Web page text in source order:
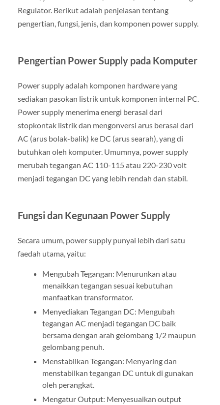
Regulator. Berikut adalah penjelasan tentang
pengertian, fungsi, jenis, dan komponen power supply.
Pengertian Power Supply pada Komputer
Power supply adalah komponen hardware yang
sediakan pasokan listrik untuk komponen internal PC.
Power supply menerima energi berasal dari
stopkontak listrik dan mengonversi arus berasal dari
AC (arus bolak-balik) ke DC (arus searah), yang di
butuhkan oleh komputer. Umumnya, power supply
merubah tegangan AC 110-115 atau 220-230 volt
menjadi tegangan DC yang lebih rendah dan stabil.
Fungsi dan Kegunaan Power Supply
Secara umum, power supply punyai lebih dari satu
faedah utama, yaitu:
Mengubah Tegangan: Menurunkan atau
menaikkan tegangan sesuai kebutuhan
manfaatkan transformator.
Menyediakan Tegangan DC: Mengubah
tegangan AC menjadi tegangan DC baik
bersama dengan arah gelombang 1/2 maupun
gelombang penuh.
Menstabilkan Tegangan: Menyaring dan
menstabilkan tegangan DC untuk di gunakan
oleh perangkat.
Mengatur Output: Menyesuaikan output